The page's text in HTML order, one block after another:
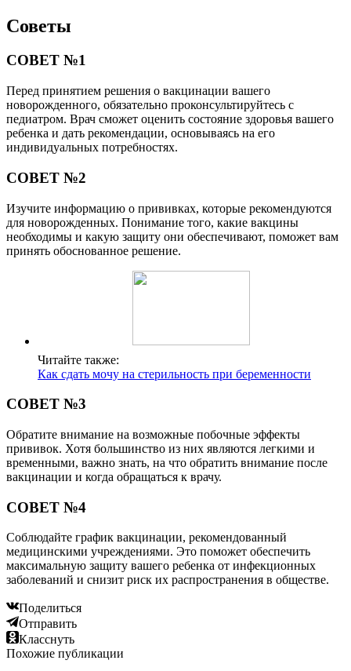
Советы
СОВЕТ №1
Перед принятием решения о вакцинации вашего
новорожденного, обязательно проконсультируйтесь с
педиатром. Врач сможет оценить состояние здоровья вашего
ребенка и дать рекомендации, основываясь на его
индивидуальных потребностях.
СОВЕТ №2
Изучите информацию о прививках, которые рекомендуются
для новорожденных. Понимание того, какие вакцины
необходимы и какую защиту они обеспечивают, поможет вам
принять обоснованное решение.
Читайте также:
Как сдать мочу на стерильность при беременности
СОВЕТ №3
Обратите внимание на возможные побочные эффекты
прививок. Хотя большинство из них являются легкими и
временными, важно знать, на что обратить внимание после
вакцинации и когда обращаться к врачу.
СОВЕТ №4
Соблюдайте график вакцинации, рекомендованный
медицинскими учреждениями. Это поможет обеспечить
максимальную защиту вашего ребенка от инфекционных
заболеваний и снизит риск их распространения в обществе.
Поделиться
Отправить
Класснуть
Похожие публикации